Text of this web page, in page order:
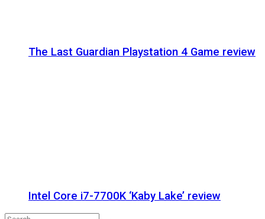
The Last Guardian Playstation 4 Game review
Intel Core i7-7700K ‘Kaby Lake’ review